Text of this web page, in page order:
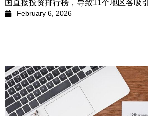
国直接投资排行榜，导致11个地区各吸
February 6, 2026